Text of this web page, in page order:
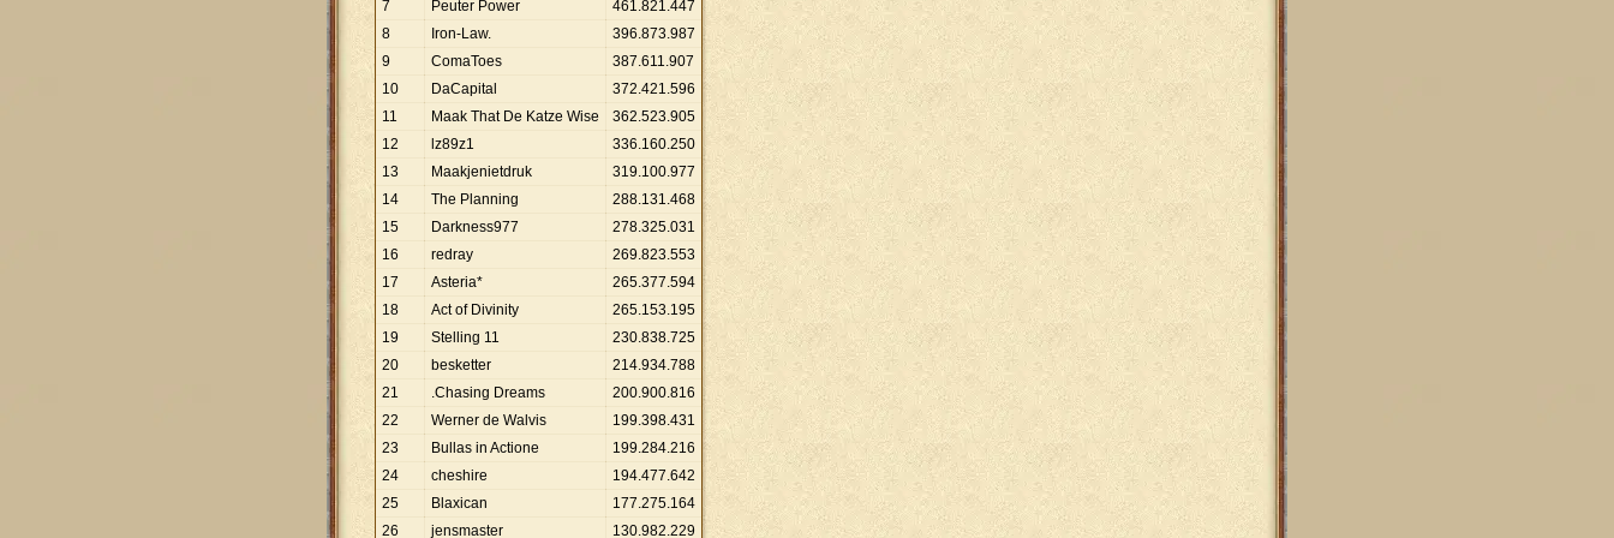
7
Peuter Power 461.821.447
8
Iron-Law. 396.873.987
9
ComaToes 387.611.907
10
DaCapital 372.421.596
11
Maak That De Katze Wise 362.523.905
12
lz89z1 336.160.250
13
Maakjenietdruk 319.100.977
14
The Planning 288.131.468
15
Darkness977 278.325.031
16
redray 269.823.553
17
Asteria* 265.377.594
18
Act of Divinity 265.153.195
19
Stelling 11 230.838.725
20
besketter 214.934.788
21
.Chasing Dreams 200.900.816
22
Werner de Walvis 199.398.431
23
Bullas in Actione 199.284.216
24
cheshire 194.477.642
25
Blaxican 177.275.164
26
jensmaster 130.982.229